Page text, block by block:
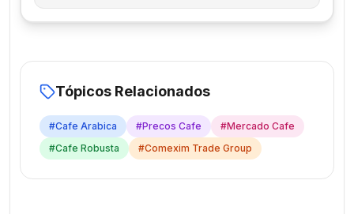
Tópicos Relacionados
#Cafe Arabica #Precos Cafe #Mercado Cafe
#Cafe Robusta #Comexim Trade Group